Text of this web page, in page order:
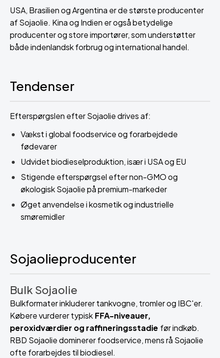
USA, Brasilien og Argentina er de største producenter
af Sojaolie. Kina og Indien er også betydelige
producenter og store importører, som understøtter
både indenlandsk forbrug og international handel.
Tendenser
Efterspørgslen efter Sojaolie drives af:
Vækst i global foodservice og forarbejdede
fødevarer
Udvidet biodieselproduktion, især i USA og EU
Stigende efterspørgsel efter non-GMO og
økologisk Sojaolie på premium-markeder
Øget anvendelse i kosmetik og industrielle
smøremidler
Sojaolieproducenter
Bulk Sojaolie
Bulkformater inkluderer tankvogne, tromler og IBC'er.
Købere vurderer typisk FFA-niveauer,
peroxidværdier og raffineringsstadie før indkøb.
RBD Sojaolie dominerer foodservice, mens rå Sojaolie
ofte forarbejdes til biodiesel.